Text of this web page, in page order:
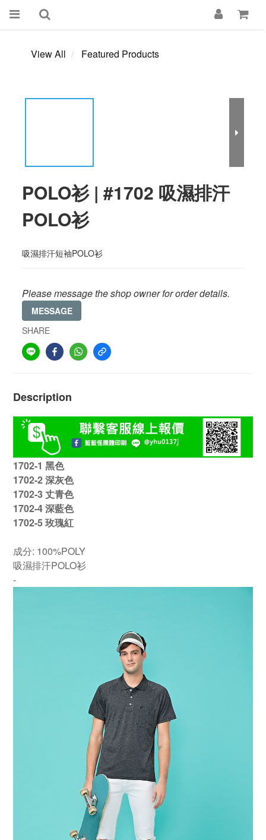
View All Featured Products
POLO衫 | #1702 吸濕排汗
POLO衫
吸濕排汗短袖POLO衫
Please message the shop owner for order details.
MESSAGE
SHARE
Description
1702-1 黑色
1702-2 深灰色
1702-3 丈青色
1702-4 深藍色
1702-5 玫瑰紅
成分: 100%POLY
吸濕排汗POLO衫
-